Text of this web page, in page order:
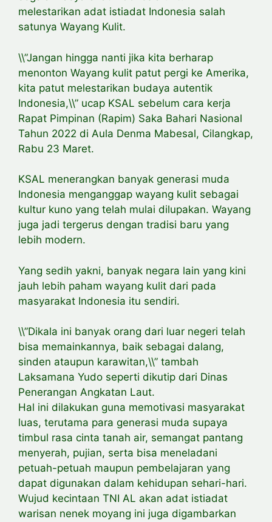
melestarikan adat istiadat Indonesia salah
satunya Wayang Kulit.
\\”Jangan hingga nanti jika kita berharap
menonton Wayang kulit patut pergi ke Amerika,
kita patut melestarikan budaya autentik
Indonesia,\\” ucap KSAL sebelum cara kerja
Rapat Pimpinan (Rapim) Saka Bahari Nasional
Tahun 2022 di Aula Denma Mabesal, Cilangkap,
Rabu 23 Maret.
KSAL menerangkan banyak generasi muda
Indonesia menganggap wayang kulit sebagai
kultur kuno yang telah mulai dilupakan. Wayang
juga jadi tergerus dengan tradisi baru yang
lebih modern.
Yang sedih yakni, banyak negara lain yang kini
jauh lebih paham wayang kulit dari pada
masyarakat Indonesia itu sendiri.
\\”Dikala ini banyak orang dari luar negeri telah
bisa memainkannya, baik sebagai dalang,
sinden ataupun karawitan,\\” tambah
Laksamana Yudo seperti dikutip dari Dinas
Penerangan Angkatan Laut.
Hal ini dilakukan guna memotivasi masyarakat
luas, terutama para generasi muda supaya
timbul rasa cinta tanah air, semangat pantang
menyerah, pujian, serta bisa meneladani
petuah-petuah maupun pembelajaran yang
dapat digunakan dalam kehidupan sehari-hari.
Wujud kecintaan TNI AL akan adat istiadat
warisan nenek moyang ini juga digambarkan